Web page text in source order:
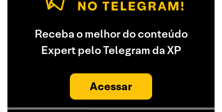
Receba o melhor do conteúdo
Expert pelo Telegram da XP
Acessar